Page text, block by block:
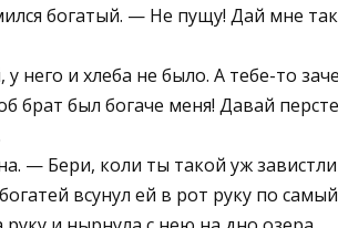
богатый. — Не пущу! Дай мне
него и хлеба не было. А тебе-то
брат был богаче меня! Давай
— Бери, коли ты такой уж
всунул ей в рот руку по